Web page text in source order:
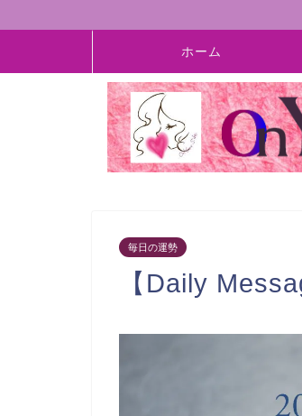
ホーム
毎日の運勢
【Daily